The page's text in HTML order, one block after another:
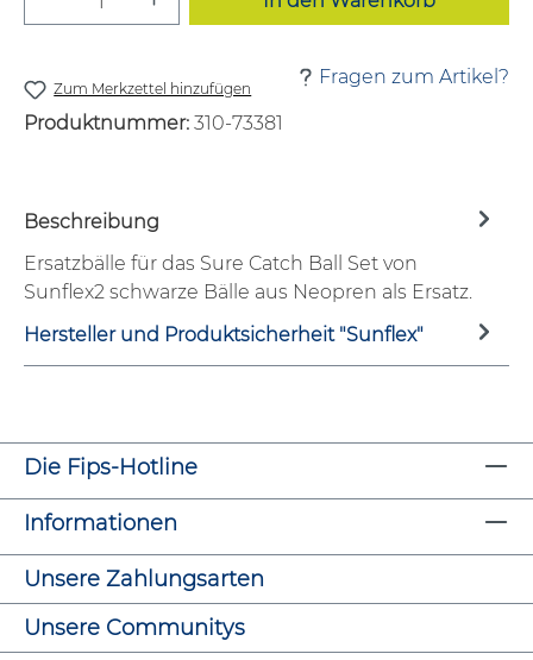
Zum Merkzettel hinzufügen
Fragen zum Artikel?
Produktnummer: 310-73381
Beschreibung
Ersatzbälle für das Sure Catch Ball Set von
Sunflex2 schwarze Bälle aus Neopren als Ersatz.
Hersteller und Produktsicherheit "Sunflex"
Die Fips-Hotline
Informationen
Unsere Zahlungsarten
Unsere Communitys